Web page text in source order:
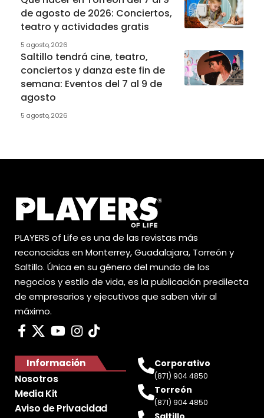
de agosto de 2026: Conciertos,
teatro y actividades gratis
5 agosto, 2026
Saltillo tendrá cine, teatro,
conciertos y danza este fin de
semana: Eventos del 7 al 9 de
agosto
5 agosto, 2026
PLAYERS of Life es una de las revistas más
reconocidas en Monterrey, Guadalajara, Torreón y
Saltillo. Única en su género del mundo de los
negocios y estilo de vida, es la publicación predilecta
de empresarios y ejecutivos que saben vivir al
máximo.
Información
Nosotros
Media Kit
Aviso de Privacidad
Corporativo
(871) 904 4850
Torreón
(871) 904 4850